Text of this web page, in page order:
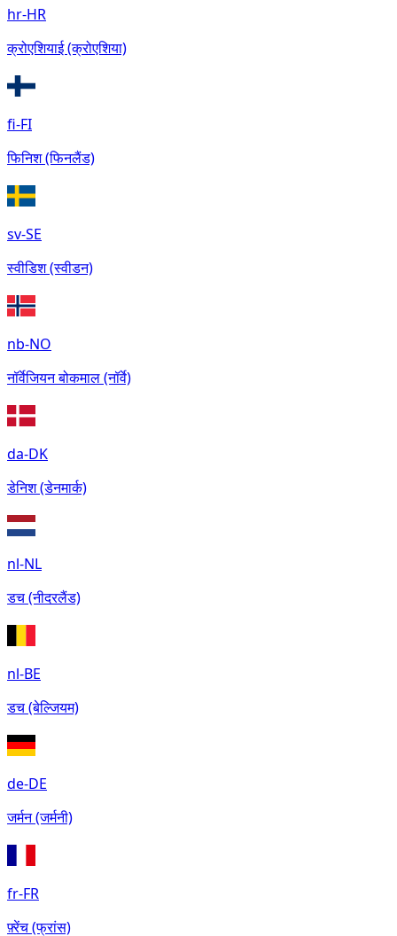
hr-HR
क्रोएशियाई (क्रोएशिया)
fi-FI
फिनिश (फिनलैंड)
sv-SE
स्वीडिश (स्वीडन)
nb-NO
नॉर्वेजियन बोकमाल (नॉर्वे)
da-DK
डेनिश (डेनमार्क)
nl-NL
डच (नीदरलैंड)
nl-BE
डच (बेल्जियम)
de-DE
जर्मन (जर्मनी)
fr-FR
फ़्रेंच (फ्रांस)